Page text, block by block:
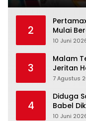
2
Mulai
10 Juni
3
Malam
Jeritan
Tengah
7 Agustus
4
‎Diduga
Babel
10 Juni